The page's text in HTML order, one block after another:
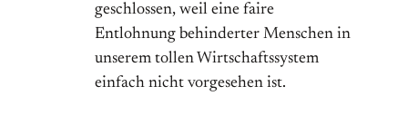
geschlossen, weil eine faire
Entlohnung behinderter Menschen in
unserem tollen Wirtschaftssystem
einfach nicht vorgesehen ist.